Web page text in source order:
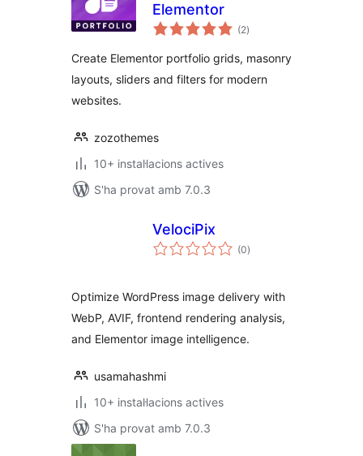
Elementor
(2puntuacions
totals
)
Create Elementor portfolio grids, masonry
layouts, sliders and filters for modern
websites.
zozothemes
10+ instal·lacions actives
S'ha provat amb 7.0.3
VelociPix
(0puntuacions
totals
)
Optimize WordPress image delivery with
WebP, AVIF, frontend rendering analysis,
and Elementor image intelligence.
usamahashmi
10+ instal·lacions actives
S'ha provat amb 7.0.3